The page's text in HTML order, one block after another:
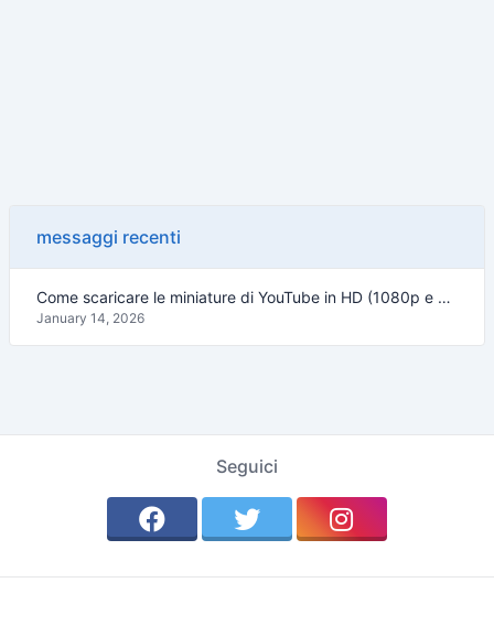
messaggi recenti
Come scaricare le miniature di YouTube in HD (1080p e 4K) – Guida 2026
January 14, 2026
Seguici